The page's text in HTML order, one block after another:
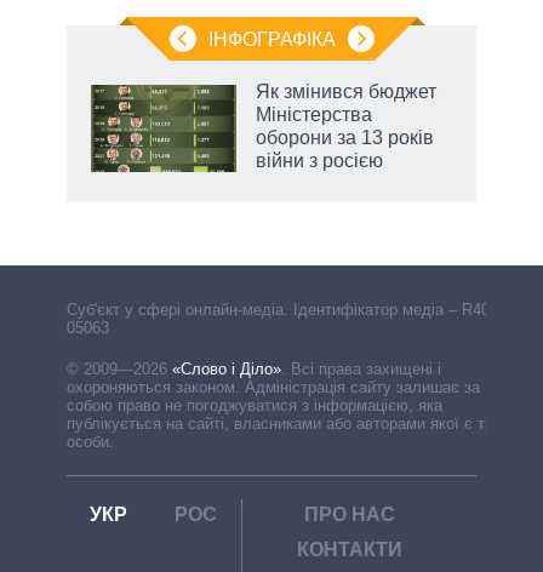
ІНФОГРАФІКА
Як змінився бюджет
Міністерства
оборони за 13 років
війни з росією
Cуб'єкт у сфері онлайн-медіа. Ідентифікатор медіа – R40-
05063
© 2009—2026 «Слово і Діло». Всі права захищені і
охороняються законом. Адміністрація сайту залишає за
собою право не погоджуватися з інформацією, яка
публікується на сайті, власниками або авторами якої є треті
особи.
УКР РОС
ПРО НАС
КОНТАКТИ